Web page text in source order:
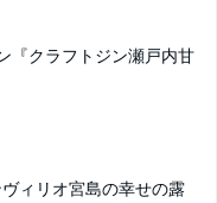
『クラフトジン瀬戸内甘
ィリオ宮島の幸せの露